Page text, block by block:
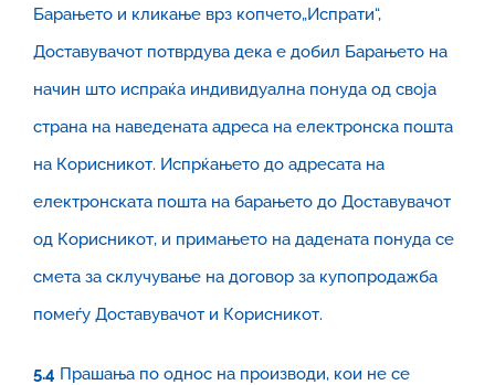
Барањето и кликање врз копчето„Испрати“,
Доставувачот потврдува дека е добил Барањето на
начин што испраќа индивидуална понуда од своја
страна на наведената адреса на електронска пошта
на Корисникот. Испрќањето до адресата на
електронската пошта на барањето до Доставувачот
од Корисникот, и примањето на дадената понуда се
смета за склучување на договор за купопродажба
помеѓу Доставувачот и Корисникот.
5.4 Прашања по однос на производи, кои не се